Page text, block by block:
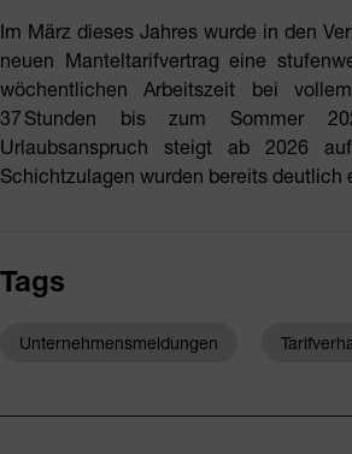
Im März dieses Jahres wurde in den
neuen Manteltarifvertrag eine
wöchentlichen Arbeitszeit bei
37 Stunden bis zum Sommer
Urlaubsanspruch steigt ab 2026
Schichtzulagen wurden bereits deutlich
Tags
Unternehmensmeldungen